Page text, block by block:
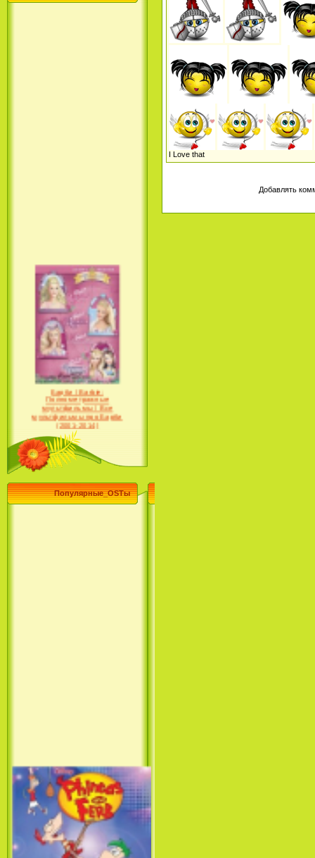
Барби / Barbie:
Полнометражные
мультфильмы / Все
мультфильмы про Барби
(2001-2014)
Фархат: Принц Персии /
Farhat: The Prince of the
Популярные_OSTы
I Love that
Добавлять